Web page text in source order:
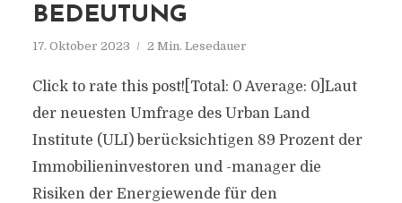
BEDEUTUNG
17. Oktober 2023 2 Min. Lesedauer
Click to rate this post![Total: 0 Average: 0]Laut
der neuesten Umfrage des Urban Land
Institute (ULI) berücksichtigen 89 Prozent der
Immobilieninvestoren und -manager die
Risiken der Energiewende für den